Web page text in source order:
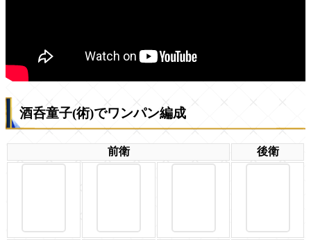
酒呑童子(術)でワンパン編成
前衛 後衛